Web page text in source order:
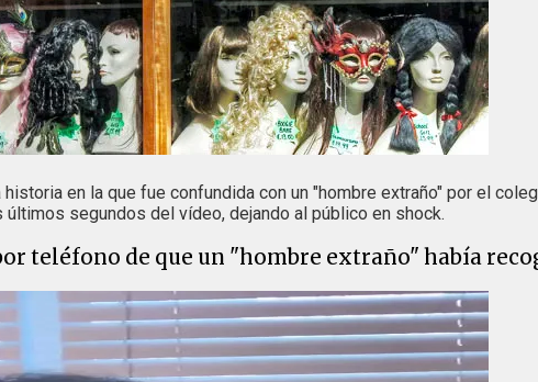
historia en la que fue confundida con un "hombre extraño" por el
segundos del vídeo, dejando al público en shock.
teléfono de que un "hombre extraño" había